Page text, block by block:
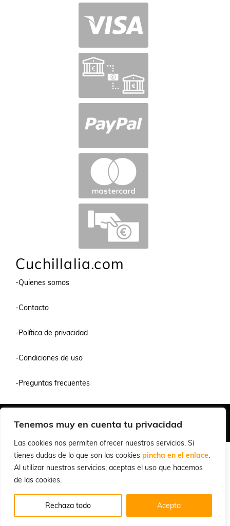
Tenemos muy en cuenta tu privacidad
Las cookies nos permiten ofrecer nuestros servicios. Si
tienes dudas de lo que son las cookies pincha en el enlace.
Al utilizar nuestros servicios, aceptas el uso que hacemos
de las cookies.
Rechaza todo Acepta
Cuchillalia.com
-Quienes somos
-Contacto
-Política de privacidad
-Condiciones de uso
-Preguntas frecuentes
© 2026 Cuchillalia.com